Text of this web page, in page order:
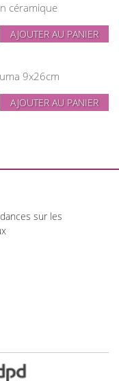
céramique
AJOUTER AU PANIER
9x26cm
AJOUTER AU PANIER
sur les